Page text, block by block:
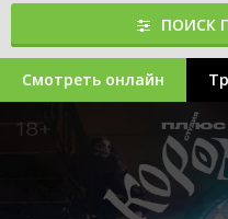
ПОИСК
Смотреть онлайн